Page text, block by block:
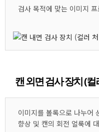
검사 목적에 맞는 이미지
캔 외면 검사 장치 (컬
이미지를 볼록으로 나누어
향상 및 캔의 회전 얼룩에